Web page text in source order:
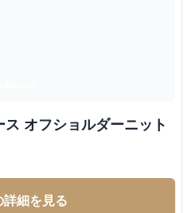
オフショルダーニット
詳細を見る